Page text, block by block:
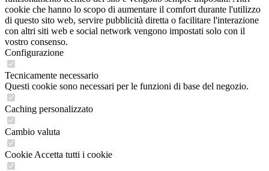
cookie che hanno lo scopo di aumentare il comfort durante l'utilizzo
di questo sito web, servire pubblicità diretta o facilitare l'interazione
con altri siti web e social network vengono impostati solo con il
vostro consenso.
Configurazione
Tecnicamente necessario
Questi cookie sono necessari per le funzioni di base del negozio.
Caching personalizzato
Cambio valuta
Cookie Accetta tutti i cookie